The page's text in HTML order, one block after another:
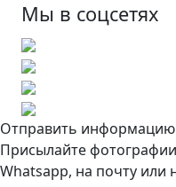
Мы в соцсетях
Отправить информацию
Присылайте
Whatsapp, на почту или